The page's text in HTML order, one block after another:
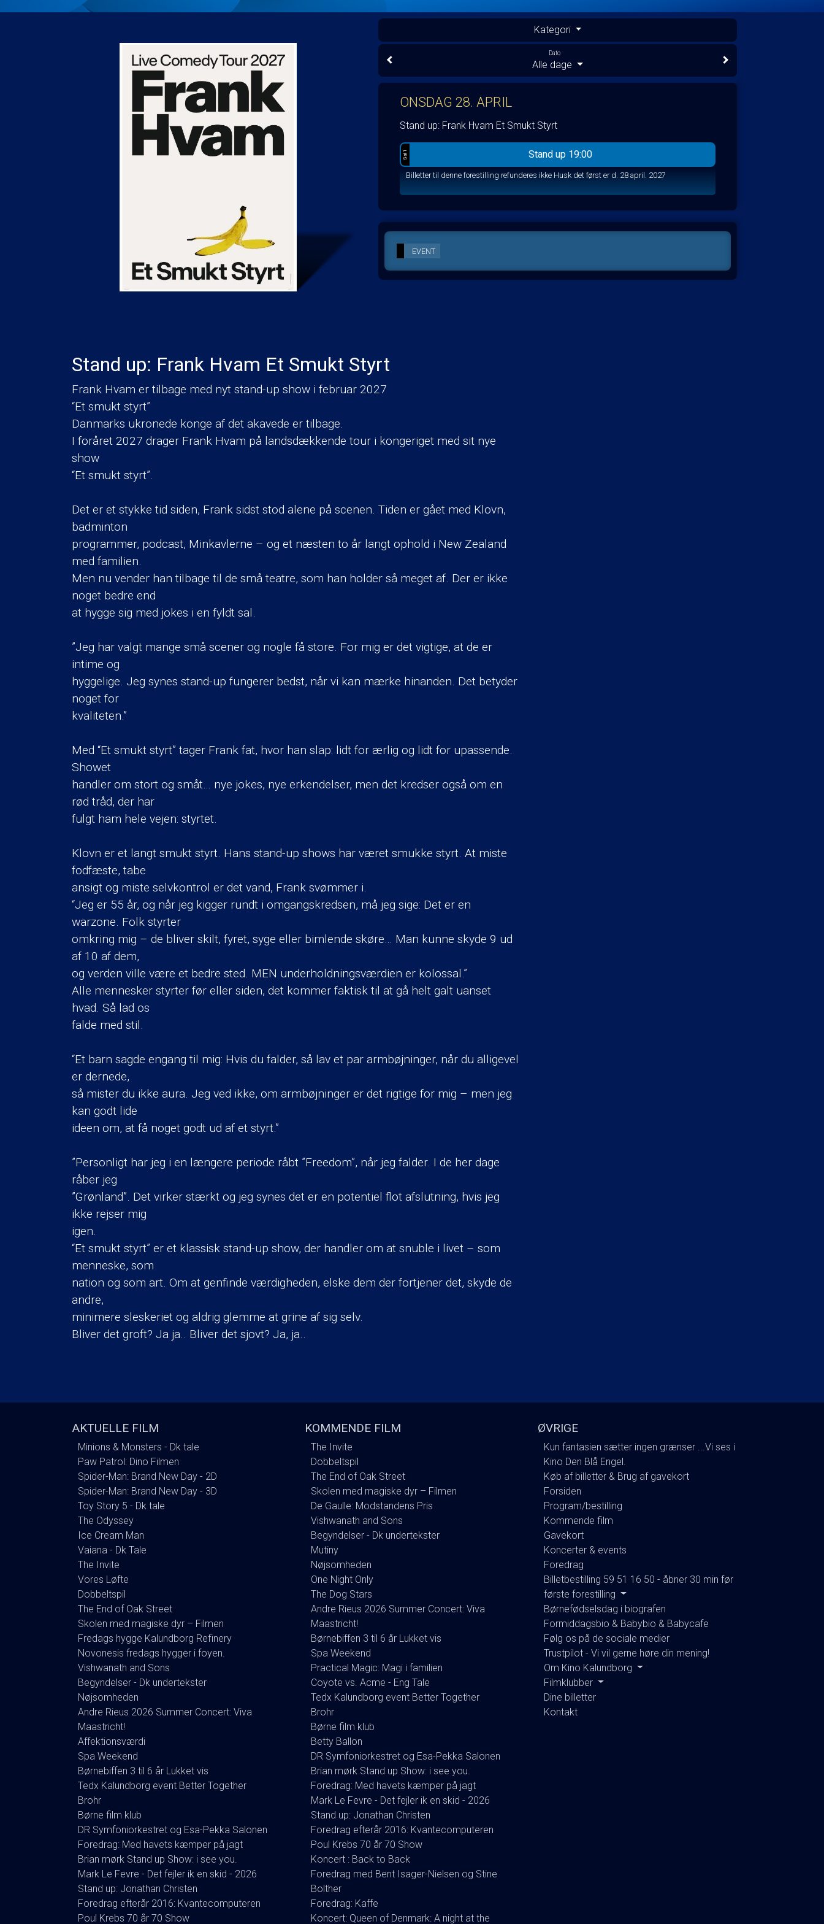
Kategori
Dato
Alle dage
ONSDAG 28. APRIL
Stand up: Frank Hvam Et Smukt Styrt
Sal 1 Stand up 19:00
Billetter til denne forestilling refunderes ikke Husk det først er d. 28 april. 2027
EVENT
Stand up: Frank Hvam Et Smukt Styrt
Frank Hvam er tilbage med nyt stand-up show i februar 2027
“Et smukt styrt”
Danmarks ukronede konge af det akavede er tilbage.
I foråret 2027 drager Frank Hvam på landsdækkende tour i kongeriget med sit nye
show
“Et smukt styrt”.
Det er et stykke tid siden, Frank sidst stod alene på scenen. Tiden er gået med Klovn,
badminton
programmer, podcast, Minkavlerne – og et næsten to år langt ophold i New Zealand
med familien.
Men nu vender han tilbage til de små teatre, som han holder så meget af. Der er ikke
noget bedre end
at hygge sig med jokes i en fyldt sal.
”Jeg har valgt mange små scener og nogle få store. For mig er det vigtige, at de er
intime og
hyggelige. Jeg synes stand-up fungerer bedst, når vi kan mærke hinanden. Det betyder
noget for
kvaliteten.”
Med “Et smukt styrt” tager Frank fat, hvor han slap: lidt for ærlig og lidt for upassende.
Showet
handler om stort og småt… nye jokes, nye erkendelser, men det kredser også om en
rød tråd, der har
fulgt ham hele vejen: styrtet.
Klovn er et langt smukt styrt. Hans stand-up shows har været smukke styrt. At miste
fodfæste, tabe
ansigt og miste selvkontrol er det vand, Frank svømmer i.
“Jeg er 55 år, og når jeg kigger rundt i omgangskredsen, må jeg sige: Det er en
warzone. Folk styrter
omkring mig – de bliver skilt, fyret, syge eller bimlende skøre… Man kunne skyde 9 ud
af 10 af dem,
og verden ville være et bedre sted. MEN underholdningsværdien er kolossal.”
Alle mennesker styrter før eller siden, det kommer faktisk til at gå helt galt uanset
hvad. Så lad os
falde med stil.
“Et barn sagde engang til mig: Hvis du falder, så lav et par armbøjninger, når du alligevel
er dernede,
så mister du ikke aura. Jeg ved ikke, om armbøjninger er det rigtige for mig – men jeg
kan godt lide
ideen om, at få noget godt ud af et styrt.”
”Personligt har jeg i en længere periode råbt ”Freedom”, når jeg falder. I de her dage
råber jeg
”Grønland”. Det virker stærkt og jeg synes det er en potentiel flot afslutning, hvis jeg
ikke rejser mig
igen.
“Et smukt styrt” er et klassisk stand-up show, der handler om at snuble i livet – som
menneske, som
nation og som art. Om at genfinde værdigheden, elske dem der fortjener det, skyde de
andre,
minimere sleskeriet og aldrig glemme at grine af sig selv.
Bliver det groft? Ja ja.. Bliver det sjovt? Ja, ja..
AKTUELLE FILM
Minions & Monsters - Dk tale
Paw Patrol: Dino Filmen
Spider-Man: Brand New Day - 2D
Spider-Man: Brand New Day - 3D
Toy Story 5 - Dk tale
The Odyssey
Ice Cream Man
Vaiana - Dk Tale
The Invite
Vores Løfte
Dobbeltspil
The End of Oak Street
Skolen med magiske dyr – Filmen
Fredags hygge Kalundborg Refinery
Novonesis fredags hygger i foyen.
Vishwanath and Sons
Begyndelser - Dk undertekster
Nøjsomheden
Andre Rieus 2026 Summer Concert: Viva
Maastricht!
Affektionsværdi
Spa Weekend
Børnebiffen 3 til 6 år Lukket vis
Tedx Kalundborg event Better Together
Brohr
Børne film klub
DR Symfoniorkestret og Esa-Pekka Salonen
Foredrag: Med havets kæmper på jagt
Brian mørk Stand up Show: i see you.
Mark Le Fevre - Det fejler ik en skid - 2026
Stand up: Jonathan Christen
Foredrag efterår 2016: Kvantecomputeren
Poul Krebs 70 år 70 Show
KOMMENDE FILM
The Invite
Dobbeltspil
The End of Oak Street
Skolen med magiske dyr – Filmen
De Gaulle: Modstandens Pris
Vishwanath and Sons
Begyndelser - Dk undertekster
Mutiny
Nøjsomheden
One Night Only
The Dog Stars
Andre Rieus 2026 Summer Concert: Viva
Maastricht!
Børnebiffen 3 til 6 år Lukket vis
Spa Weekend
Practical Magic: Magi i familien
Coyote vs. Acme - Eng Tale
Tedx Kalundborg event Better Together
Brohr
Børne film klub
Betty Ballon
DR Symfoniorkestret og Esa-Pekka Salonen
Brian mørk Stand up Show: i see you.
Foredrag: Med havets kæmper på jagt
Mark Le Fevre - Det fejler ik en skid - 2026
Stand up: Jonathan Christen
Foredrag efterår 2016: Kvantecomputeren
Poul Krebs 70 år 70 Show
Koncert : Back to Back
Foredrag med Bent Isager-Nielsen og Stine
Bolther
Foredrag: Kaffe
Koncert: Queen of Denmark: A night at the
ØVRIGE
Kun fantasien sætter ingen grænser ...Vi ses i
Kino Den Blå Engel.
Køb af billetter & Brug af gavekort
Forsiden
Program/bestilling
Kommende film
Gavekort
Koncerter & events
Foredrag
Billetbestilling 59 51 16 50 - åbner 30 min før
første forestilling
Børnefødselsdag i biografen
Formiddagsbio & Babybio & Babycafe
Følg os på de sociale medier
Trustpilot - Vi vil gerne høre din mening!
Om Kino Kalundborg
Filmklubber
Dine billetter
Kontakt